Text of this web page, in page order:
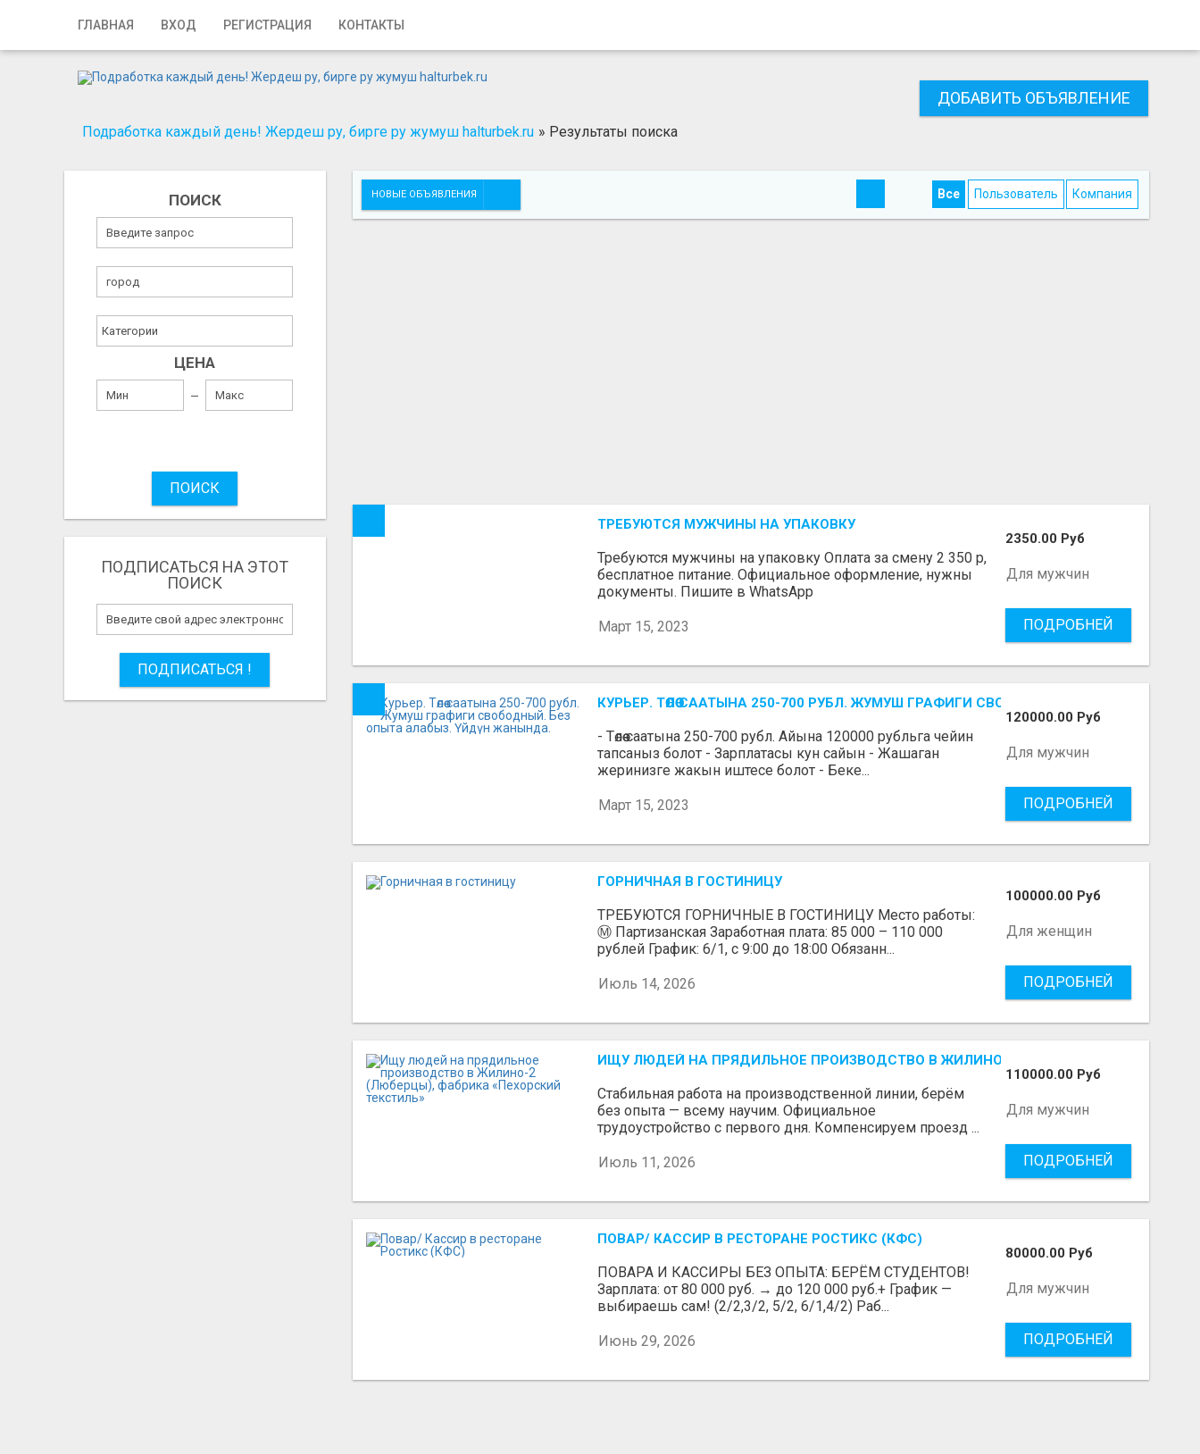
ГЛАВНАЯ ВХОД РЕГИСТРАЦИЯ КОНТАКТЫ
ДОБАВИТЬ ОБЪЯВЛЕНИЕ
Подработка каждый день! Жердеш ру, бирге ру жумуш halturbek.ru » Результаты поиска
ПОИСК
ЦЕНА
ПОИСК
ПОДПИСАТЬСЯ НА ЭТОТ
ПОИСК
ПОДПИСАТЬСЯ !
НОВЫЕ ОБЪЯВЛЕНИЯ Все Пользователь Компания
ТРЕБУЮТСЯ МУЖЧИНЫ НА УПАКОВКУ
Требуются мужчины на упаковку Оплата за смену 2 350 р,
бесплатное питание. Официальное оформление, нужны
документы. Пишите в WhatsApp
Март 15, 2023
2350.00 Руб
Для мужчин
ПОДРОБНЕЙ
КУРЬЕР. ТӨЛӨӨ СААТЫНА 250-700 РУБЛ. ЖУМУШ ГРАФИГИ СВОБОДНЫЙ. БЕЗ ОПЫТА
- Төлөө саатына 250-700 рубл. Айына 120000 рубльга чейин
тапсаныз болот - Зарплатасы кун сайын - Жашаган
жеринизге жакын иштесе болот - Беке...
Март 15, 2023
120000.00 Руб
Для мужчин
ПОДРОБНЕЙ
ГОРНИЧНАЯ В ГОСТИНИЦУ
ТРЕБУЮТСЯ ГОРНИЧНЫЕ В ГОСТИНИЦУ Место работы:
Ⓜ️ Партизанская Заработная плата: 85 000 – 110 000
рублей График: 6/1, с 9:00 до 18:00 Обязанн...
Июль 14, 2026
100000.00 Руб
Для женщин
ПОДРОБНЕЙ
ИЩУ ЛЮДЕЙ НА ПРЯДИЛЬНОЕ ПРОИЗВОДСТВО В ЖИЛИНО-2 (ЛЮБЕРЦЫ), ФАБРИКА
Стабильная работа на производственной линии, берём
без опыта — всему научим. Официальное
трудоустройство с первого дня. Компенсируем проезд ...
Июль 11, 2026
110000.00 Руб
Для мужчин
ПОДРОБНЕЙ
ПОВАР/ КАССИР В РЕСТОРАНЕ РОСТИКС (КФС)
ПОВАРА И КАССИРЫ БЕЗ ОПЫТА: БЕРЁМ СТУДЕНТОВ!
Зарплата: от 80 000 руб. → до 120 000 руб.+ График —
выбираешь сам! (2/2,3/2, 5/2, 6/1,4/2) Раб...
Июнь 29, 2026
80000.00 Руб
Для мужчин
ПОДРОБНЕЙ